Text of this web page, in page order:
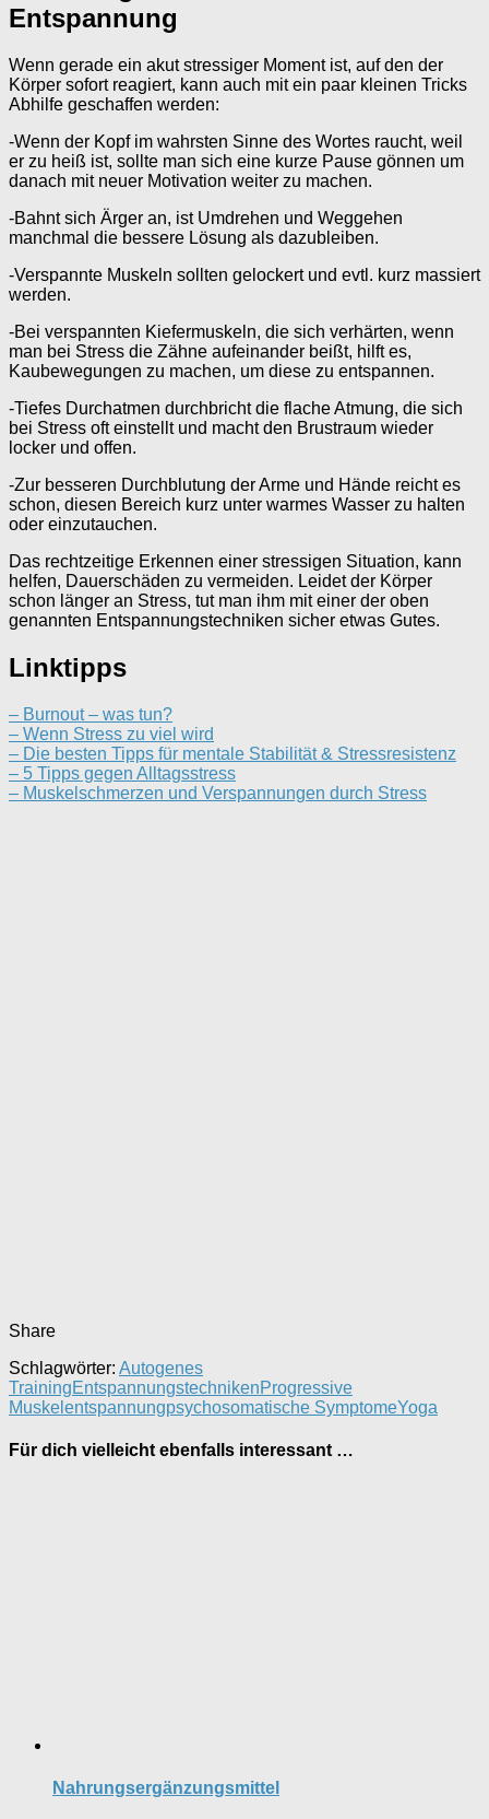
Entspannung
Wenn gerade ein akut stressiger Moment ist, auf den der
Körper sofort reagiert, kann auch mit ein paar kleinen Tricks
Abhilfe geschaffen werden:
-Wenn der Kopf im wahrsten Sinne des Wortes raucht, weil
er zu heiß ist, sollte man sich eine kurze Pause gönnen um
danach mit neuer Motivation weiter zu machen.
-Bahnt sich Ärger an, ist Umdrehen und Weggehen
manchmal die bessere Lösung als dazubleiben.
-Verspannte Muskeln sollten gelockert und evtl. kurz massiert
werden.
-Bei verspannten Kiefermuskeln, die sich verhärten, wenn
man bei Stress die Zähne aufeinander beißt, hilft es,
Kaubewegungen zu machen, um diese zu entspannen.
-Tiefes Durchatmen durchbricht die flache Atmung, die sich
bei Stress oft einstellt und macht den Brustraum wieder
locker und offen.
-Zur besseren Durchblutung der Arme und Hände reicht es
schon, diesen Bereich kurz unter warmes Wasser zu halten
oder einzutauchen.
Das rechtzeitige Erkennen einer stressigen Situation, kann
helfen, Dauerschäden zu vermeiden. Leidet der Körper
schon länger an Stress, tut man ihm mit einer der oben
genannten Entspannungstechniken sicher etwas Gutes.
Linktipps
– Burnout – was tun?
– Wenn Stress zu viel wird
– Die besten Tipps für mentale Stabilität & Stressresistenz
– 5 Tipps gegen Alltagsstress
– Muskelschmerzen und Verspannungen durch Stress
Share
Schlagwörter: Autogenes
TrainingEntspannungstechnikenProgressive
Muskelentspannungpsychosomatische SymptomeYoga
Für dich vielleicht ebenfalls interessant …
Nahrungsergänzungsmittel